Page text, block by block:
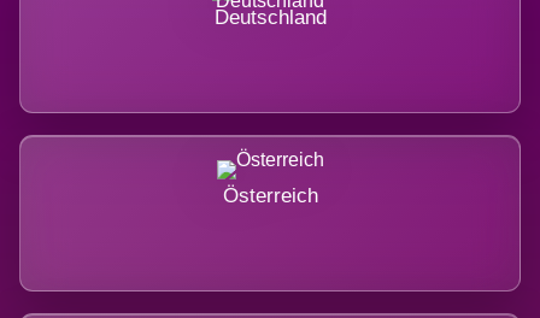
Deutschland
Österreich